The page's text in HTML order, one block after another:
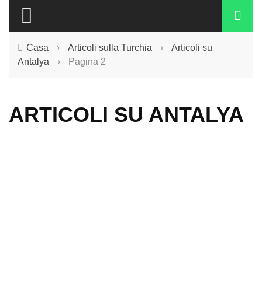
Casa › Articoli sulla Turchia ›
Articoli su
Antalya
› Pagina 2
ARTICOLI SU ANTALYA